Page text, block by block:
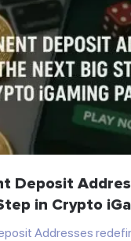
Deposit
in Crypto
Addresses